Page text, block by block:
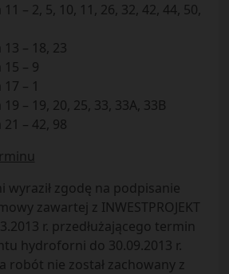
– 2, 5, 10, 11, 26, 32, 42, 44, 50,
– 18, 23
– 9
– 1
– 19, 20, 25, 33, 33A, 33B
– 42, 98
wyraził zgodę na podpisanie
zawartej z INWESTPROJEKT
r. przedłużającego termin
hydroforni do 30.09.2013 r.
robót nie został zachowany z